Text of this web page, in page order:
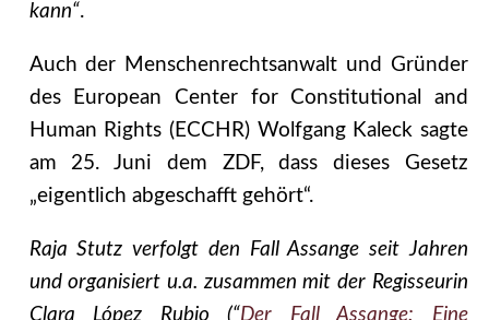
kann“.
Auch der Menschenrechtsanwalt und Gründer
des European Center for Constitutional and
Human Rights (ECCHR) Wolfgang Kaleck sagte
am 25. Juni dem ZDF, dass dieses Gesetz
„eigentlich abgeschafft gehört“.
Raja Stutz verfolgt den Fall Assange seit Jahren
und organisiert u.a. zusammen mit der Regisseurin
Clara López Rubio (“Der Fall Assange: Eine